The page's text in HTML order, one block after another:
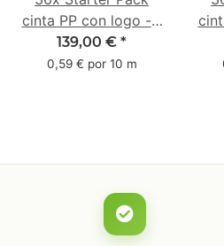
cinta PP con logo - 1
color - 48 mm x 66 m
139,00 € *
0,59 € por 10 m
m